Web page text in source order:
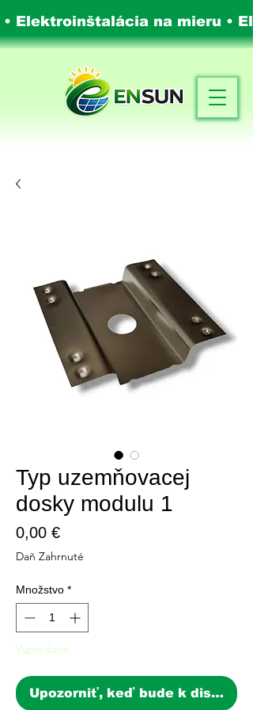
Elektroinštalácia na mieru •
Typ uzemňovacej
dosky modulu 1
0,00 €Price
Daň Zahrnuté
Množstvo *
Vypredané
Upozorniť, keď bude k dispozícii